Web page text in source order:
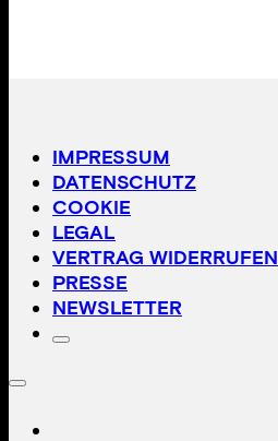
IMPRESSUM
DATENSCHUTZ
COOKIE
LEGAL
VERTRAG WIDERRUFEN
PRESSE
NEWSLETTER